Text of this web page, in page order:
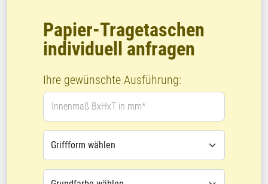
Papier-Tragetaschen
individuell anfragen
Ihre gewünschte Ausführung:
Innenmaß BxHxT in mm*